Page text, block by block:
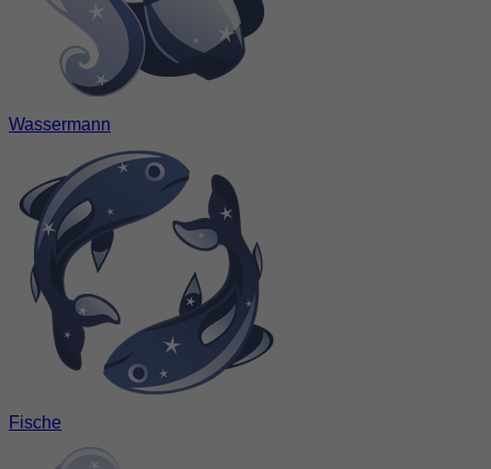
Wassermann
Fische